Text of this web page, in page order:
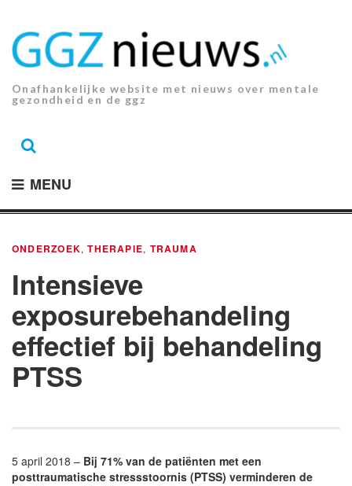
inhoud.
Onafhankelijke website met nieuws over mentale
gezondheid en de ggz
MENU
ONDERZOEK,THERAPIE, TRAUMA
Intensieve
exposurebehandeling
effectief bij behandeling
PTSS
5 april 2018 – Bij 71% van de patiënten met een
posttraumatische stressstoornis (PTSS) verminderen de